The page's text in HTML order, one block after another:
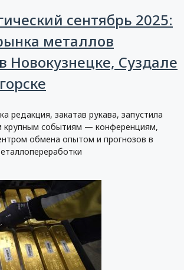
сентябрь 2025:
металлов
Новокузнецке, Суздале
редакция, закатав рукава, запустила
крупным событиям — конференциям,
обмена опытом и прогнозов в